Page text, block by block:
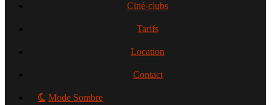
Ciné-clubs
Tarifs
Location
Contact
Mode Sombre